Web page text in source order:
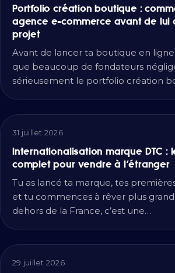
Portfolio création boutique :
agence e-commerce avant de lui
projet
Avant de lancer ta boutique en
que beaucoup de fondateurs
sérieusement le portfolio création
31 juillet 2026
Internationalisation marque DTC :
complet pour vendre à l’étranger
Tu as lancé ta marque, tes
et tu commences à rêver plus
dehors de la France, c’est une…
29 juillet 2026